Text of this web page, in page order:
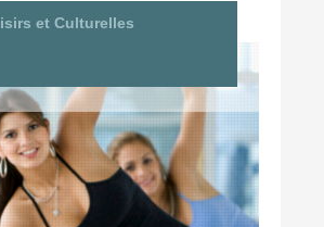
et Culturelles